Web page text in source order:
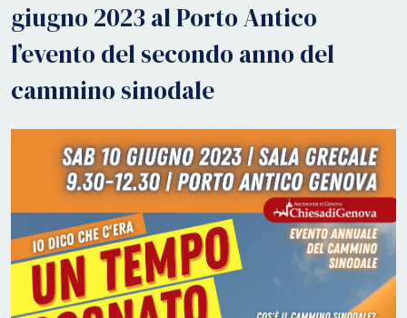
giugno 2023 al Porto Antico
l’evento del secondo anno del
cammino sinodale